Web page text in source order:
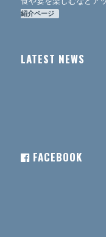
紹介ページ
LATEST NEWS
FACEBOOK